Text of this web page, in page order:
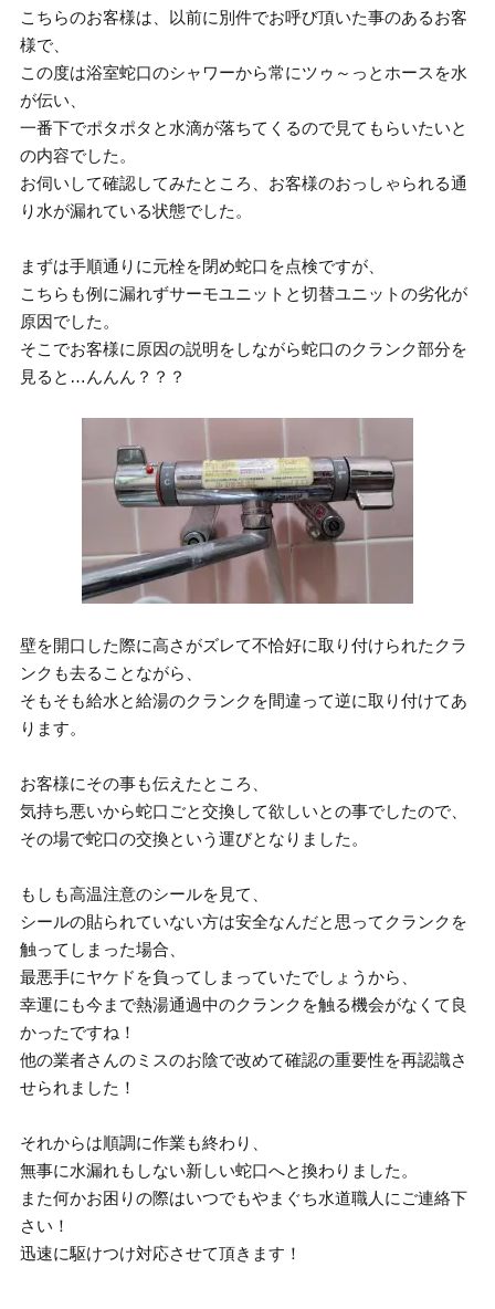
こちらのお客様は、以前に別件でお呼び頂いた事のあるお客
様で、
この度は浴室蛇口のシャワーから常にツゥ～っとホースを水
が伝い、
一番下でポタポタと水滴が落ちてくるので見てもらいたいと
の内容でした。
お伺いして確認してみたところ、お客様のおっしゃられる通
り水が漏れている状態でした。
まずは手順通りに元栓を閉め蛇口を点検ですが、
こちらも例に漏れずサーモユニットと切替ユニットの劣化が
原因でした。
そこでお客様に原因の説明をしながら蛇口のクランク部分を
見ると…んんん？？？
壁を開口した際に高さがズレて不恰好に取り付けられたクラ
ンクも去ることながら、
そもそも給水と給湯のクランクを間違って逆に取り付けてあ
ります。
お客様にその事も伝えたところ、
気持ち悪いから蛇口ごと交換して欲しいとの事でしたので、
その場で蛇口の交換という運びとなりました。
もしも高温注意のシールを見て、
シールの貼られていない方は安全なんだと思ってクランクを
触ってしまった場合、
最悪手にヤケドを負ってしまっていたでしょうから、
幸運にも今まで熱湯通過中のクランクを触る機会がなくて良
かったですね！
他の業者さんのミスのお陰で改めて確認の重要性を再認識さ
せられました！
それからは順調に作業も終わり、
無事に水漏れもしない新しい蛇口へと換わりました。
また何かお困りの際はいつでもやまぐち水道職人にご連絡下
さい！
迅速に駆けつけ対応させて頂きます！